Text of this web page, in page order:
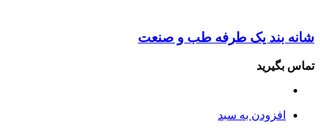
شانه بند یک طرفه طب و صنعت
تماس بگیرید
افزودن به سبد